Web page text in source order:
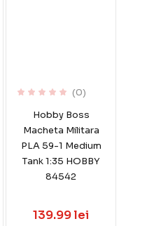
(0)
Hobby Boss
Macheta Militara
PLA 59-1 Medium
Tank 1:35 HOBBY
84542
139.99 lei